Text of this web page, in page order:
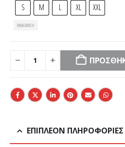
S M L XL XXL
ΕΚΚΑΘΆΡΙΣΗ
ΕΠΙΠΛΈΟΝ ΠΛΗΡΟΦΟΡΊΕΣ